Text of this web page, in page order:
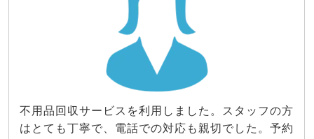
不用品回収サービスを利用しました。スタッフの方
はとても丁寧で、電話での対応も親切でした。予約